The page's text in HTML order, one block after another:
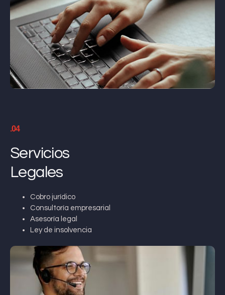
.04
Servicios
Legales
Cobro jurídico
Consultoría empresarial
Asesoría legal
Ley de insolvencia